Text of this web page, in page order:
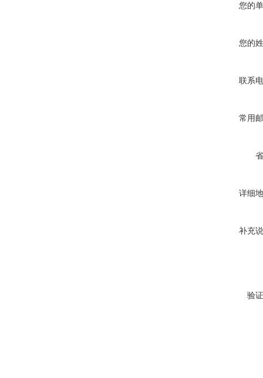
您的
您的
联系
常用
详细
补充
验